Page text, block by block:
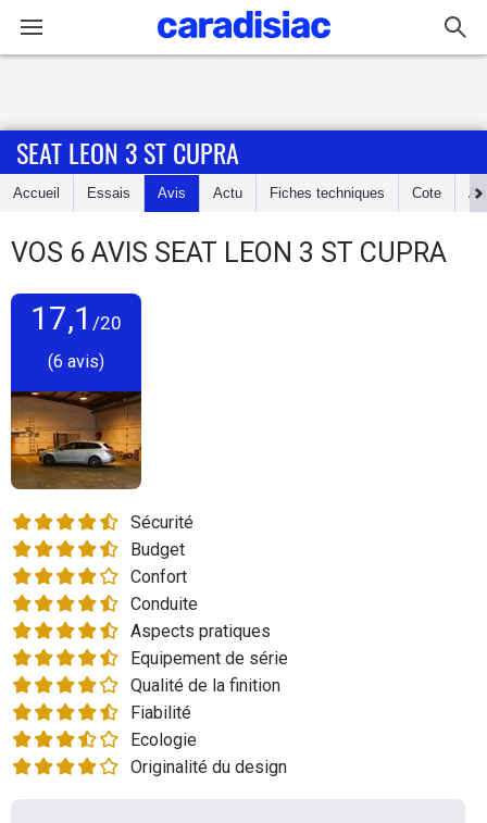
Accueil
Essais
Guide
Electriques
Utilitaires
Flottes
Auto
Services
Forum
Moto
Marques
SEAT LEON 3 ST CUPRA
Accueil Essais Avis Actu Fiches techniques Cote
VOS 6 AVIS SEAT LEON 3 ST CUPRA
17,1 /20
(6 avis)
Sécurité
Budget
Confort
Conduite
Aspects pratiques
Equipement de série
Qualité de la finition
Fiabilité
Ecologie
Originalité du design